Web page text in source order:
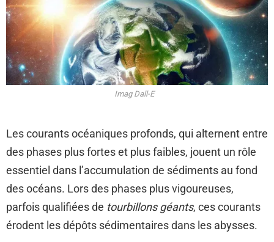
Imag Dall-E
Les courants océaniques profonds, qui alternent entre
des phases plus fortes et plus faibles, jouent un rôle
essentiel dans l’accumulation de sédiments au fond
des océans. Lors des phases plus vigoureuses,
parfois qualifiées de tourbillons géants, ces courants
érodent les dépôts sédimentaires dans les abysses.